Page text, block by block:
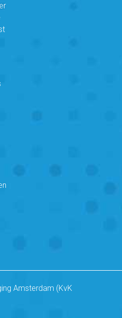
Amsterdam (KvK